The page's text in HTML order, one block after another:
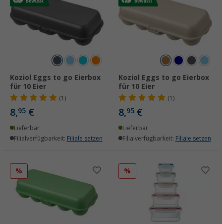
Koziol Eggs to go Eierbox
für 10 Eier
(1)
8,95 €
Lieferbar
Filialverfügbarkeit: Filiale setzen
Koziol Eggs to go Eierbox
für 10 Eier
(1)
8,95 €
Lieferbar
Filialverfügbarkeit: Filiale setzen
% %